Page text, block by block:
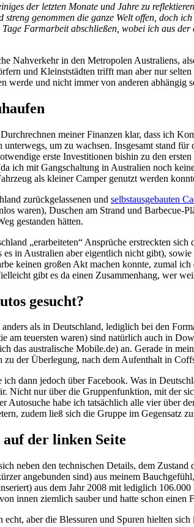
der letzten Monate und Jahre zu
genommen die ganze Welt offen, doch
Farmarbeit abschließen, wobei ich aus
Nahverkehr in den Metropolen Australiens,
und Kleinststädten trifft man aber nur
werde und nicht immer von anderen
meiner Finanzen klar, dass ich
um zu wachsen. Insgesamt stand
erste Investitionen bishin zu den
ich mit Gangschaltung in Australien noch
als kleiner Camper genutzt werden
zurückgelassenen und selbstausgebauten
waren), Duschen am Strand und
gestanden hätten.
„erarbeiteten“ Ansprüche erstreckten
in Australien aber eigentlich nicht gibt),
keinen großen Akt machen konnte, zumal
gibt es da einen Zusammenhang, wer
gesucht?
als in Deutschland, lediglich bei den
am teuersten waren) sind natürlich auch in
das australische Mobile.de) an. Gerade in
der Überlegung, nach dem Aufenthalt in
dann jedoch über Facebook. Was in
Nicht nur über die Gruppenfunktion, mit der
Autosuche habe ich tatsächlich alle vier
zudem ließ sich die Gruppe im Gegensatz
der linken Seite
neben den technischen Details, dem
angebunden sind) aus meinem
aus dem Jahr 2008 mit lediglich
innen ziemlich sauber und hatte schon einen
echt, aber die Blessuren und Spuren hielten